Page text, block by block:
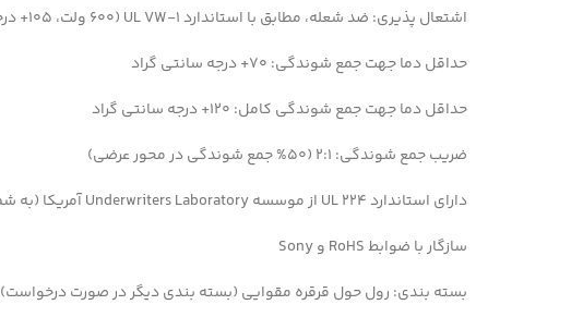
اشتعال پذیری: ضد شعله، مطابق با استاندارد ۱-UL VW (600 ولت، ۱۰۵+ درجه سانتی گراد) (کلیه رنگ ها به غیر از شفاف)
حداقل دما جهت جمع شوندگی: ۷۰+ درجه سانتی گراد
حداقل دما جهت جمع شوندگی کامل: ۱۲۰+ درجه سانتی گراد
ضریب جمع شوندگی: ۲:۱ (۵۰% جمع شوندگی در محور عرضی)
دارای استاندارد ۲۲۴ UL از موسسه Underwriters Laboratory آمریکا (به شماره ثبت E203950)
سازگار با ضوابط RoHS و Sony
بسته بندی: رول حول قرقره مقوایی (بسته بندی دیگر در صورت درخواست)